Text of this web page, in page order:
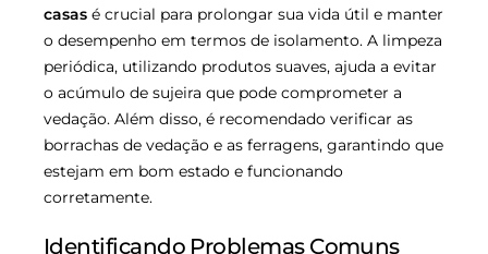
casas é crucial para prolongar sua vida útil e manter
o desempenho em termos de isolamento. A limpeza
periódica, utilizando produtos suaves, ajuda a evitar
o acúmulo de sujeira que pode comprometer a
vedação. Além disso, é recomendado verificar as
borrachas de vedação e as ferragens, garantindo que
estejam em bom estado e funcionando
corretamente.
Identificando Problemas Comuns